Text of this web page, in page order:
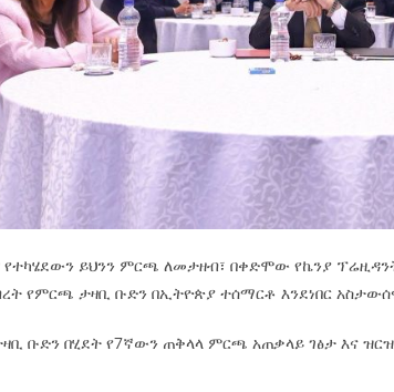
የተካሄደውን ይህንን ምርጫ ለመታዘብ፣ በቀድሞው የኬንያ
የምርጫ ታዛቢ ቡድን በኢትዮጵያ ተሰማርቶ እንደነበር
ቡድን በሂደት የ7ኛውን ጠቅላላ ምርጫ አጠቃላይ ገፅታ እና